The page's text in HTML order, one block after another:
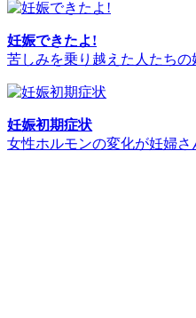
妊娠できたよ!
苦しみを乗り越えた人たちの
妊娠初期症状
女性ホルモンの変化が妊婦